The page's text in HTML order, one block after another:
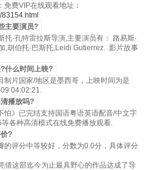
费VIP在线观看地址：
主要演员?
·孔特雷拉斯导演,主要演员有： 路易斯·
,胡伯托·巴斯托,Leidi Gutierrez. .影片故事
什么时间上映?
片国家/地区是墨西哥，上映时间为是
04:02:21.
播放吗?
》已完结支持国语粤语英语配音/中文字
各种高清模式在线免费播放观看.
?
的评分中等较好，分数为0.0分，具体评分
借这部迄今为止最具野心的作品达成了导